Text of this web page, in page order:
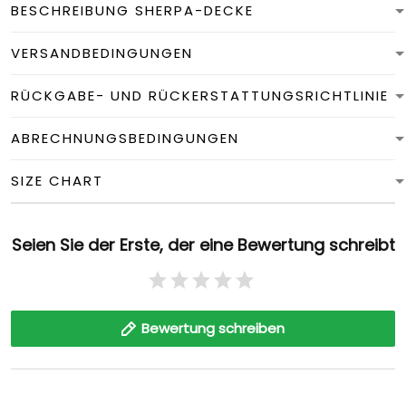
BESCHREIBUNG SHERPA-DECKE
VERSANDBEDINGUNGEN
RÜCKGABE- UND RÜCKERSTATTUNGSRICHTLINIE
ABRECHNUNGSBEDINGUNGEN
SIZE CHART
Seien Sie der Erste, der eine Bewertung schreibt
Bewertung schreiben